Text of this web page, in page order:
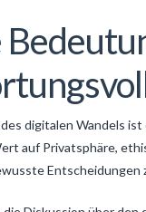
digitalen Wandels
auf Privatsphäre,